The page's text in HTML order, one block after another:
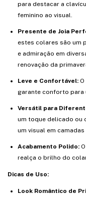
para destacar a
feminino ao visual.
Presente de Joia
estes colares são um
e admiração em
renovação da
Leve e Confortável:
garante conforto
Versátil para
um toque delicado ou
um visual em
Acabamento Polido:
realça o brilho do
Dicas de Uso:
Look Romântico de